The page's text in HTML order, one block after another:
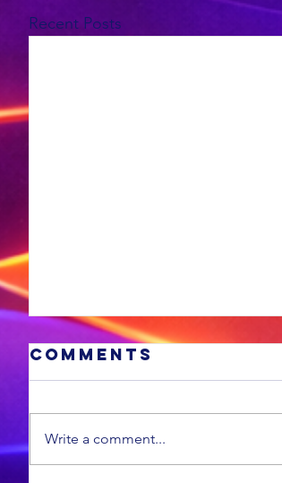
Recent Posts
Comments
Write a comment...